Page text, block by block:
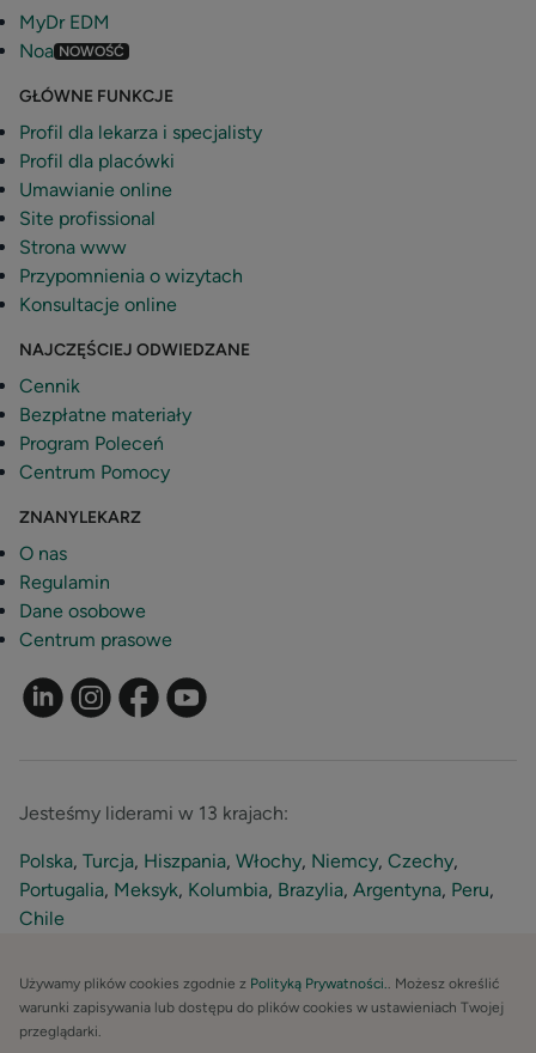
MyDr EDM
Noa NOWOŚĆ
GŁÓWNE FUNKCJE
Profil dla lekarza i specjalisty
Profil dla placówki
Umawianie online
Site profissional
Strona www
Przypomnienia o wizytach
Konsultacje online
NAJCZĘŚCIEJ ODWIEDZANE
Cennik
Bezpłatne materiały
Program Poleceń
Centrum Pomocy
ZNANYLEKARZ
O nas
Regulamin
Dane osobowe
Centrum prasowe
Jesteśmy liderami w 13 krajach:
Polska, Turcja, Hiszpania, Włochy, Niemcy, Czechy,
Portugalia, Meksyk, Kolumbia, Brazylia, Argentyna, Peru,
Chile
Używamy plików cookies zgodnie z Polityką Prywatności.. Możesz określić
warunki zapisywania lub dostępu do plików cookies w ustawieniach Twojej
przeglądarki.